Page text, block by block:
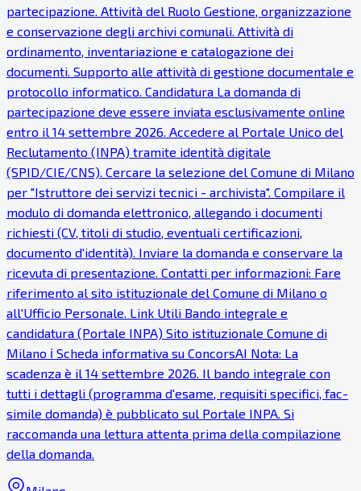
partecipazione. Attività del Ruolo Gestione, organizzazione
e conservazione degli archivi comunali. Attività di
ordinamento, inventariazione e catalogazione dei
documenti. Supporto alle attività di gestione documentale e
protocollo informatico. Candidatura La domanda di
partecipazione deve essere inviata esclusivamente online
entro il 14 settembre 2026. Accedere al Portale Unico del
Reclutamento (INPA) tramite identità digitale
(SPID/CIE/CNS). Cercare la selezione del Comune di Milano
per "Istruttore dei servizi tecnici - archivista". Compilare il
modulo di domanda elettronico, allegando i documenti
richiesti (CV, titoli di studio, eventuali certificazioni,
documento d'identità). Inviare la domanda e conservare la
ricevuta di presentazione. Contatti per informazioni: Fare
riferimento al sito istituzionale del Comune di Milano o
all'Ufficio Personale. Link Utili Bando integrale e
candidatura (Portale INPA) Sito istituzionale Comune di
Milano ℹ Scheda informativa su ConcorsAI Nota: La
scadenza è il 14 settembre 2026. Il bando integrale con
tutti i dettagli (programma d'esame, requisiti specifici, fac-
simile domanda) è pubblicato sul Portale INPA. Si
raccomanda una lettura attenta prima della compilazione
della domanda.